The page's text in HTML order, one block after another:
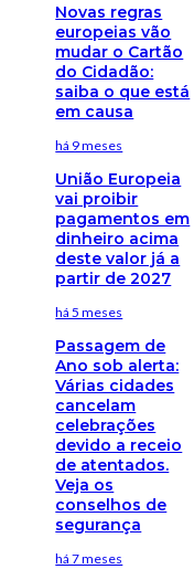
Novas regras
europeias vão
mudar o Cartão
do Cidadão:
saiba o que está
em causa
há 9 meses
União Europeia
vai proibir
pagamentos em
dinheiro acima
deste valor já a
partir de 2027
há 5 meses
Passagem de
Ano sob alerta:
Várias cidades
cancelam
celebrações
devido a receio
de atentados.
Veja os
conselhos de
segurança
há 7 meses